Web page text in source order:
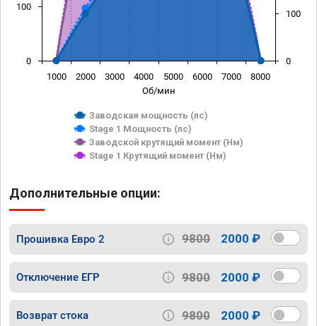
Об/мин
Заводская мощность (лс)
Stage 1 Мощность (лс)
Заводской крутящий момент (Нм)
Stage 1 Крутящий момент (Нм)
1000 2000 3000 4000 5000 6000 7000 8000
0
100
0
100
Дополнительные опции:
Прошивка Евро 2 9800 2000 ₽
Отключение ЕГР 9800 2000 ₽
Возврат стока 9800 2000 ₽